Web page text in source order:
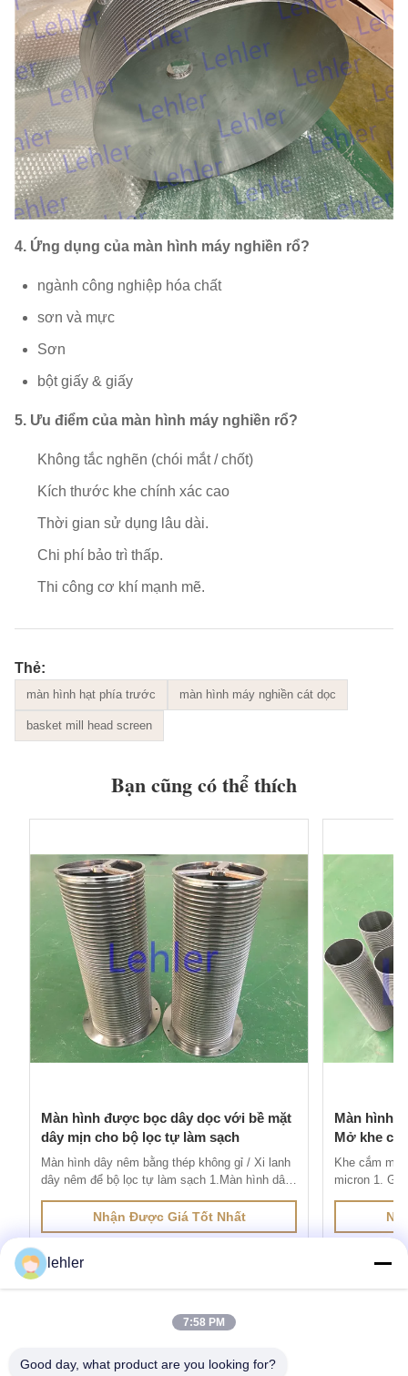
4. Ứng dụng của màn hình máy nghiền rổ?
ngành công nghiệp hóa chất
sơn và mực
Sơn
bột giấy & giấy
5. Ưu điểm của màn hình máy nghiền rổ?
Không tắc nghẽn (chói mắt / chốt)
Kích thước khe chính xác cao
Thời gian sử dụng lâu dài.
Chi phí bảo trì thấp.
Thi công cơ khí mạnh mẽ.
Thẻ:
màn hình hạt phía trước màn hình máy nghiền cát dọc
basket mill head screen
Bạn cũng có thể thích
Màn hình được bọc dây dọc với bề mặt
dây mịn cho bộ lọc tự làm sạch
Màn hình dây nêm bằng thép không gỉ / Xi lanh
dây nêm để bộ lọc tự làm sạch 1.Màn hình dây
nêm bằng thép không gỉđược sản xuất thông
qua phương pháp hàn điện trở, dây có cấu hình
đặc biệt được hàn vào dây đỡ ở góc 90 độ.
Khoảng cách giữa các biên dạng bề mặt được
kiểm soát rất chính xác vì nó tạo th...
Nhận Được Giá Tốt Nhất
Màn hình
Mở khe
Khe cắm
micron 1.
dây V được
hàn điện
hàn vào dây
đặc điểm
hở chính
lehler
7:58 PM
Good day, what product are you looking for?